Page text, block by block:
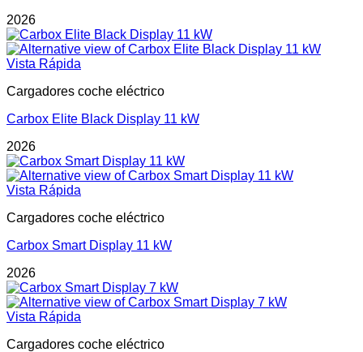
2026
Vista Rápida
Cargadores coche eléctrico
Carbox Elite Black Display 11 kW
2026
Vista Rápida
Cargadores coche eléctrico
Carbox Smart Display 11 kW
2026
Vista Rápida
Cargadores coche eléctrico